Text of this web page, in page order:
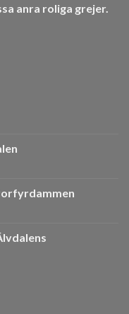
anra roliga grejer.